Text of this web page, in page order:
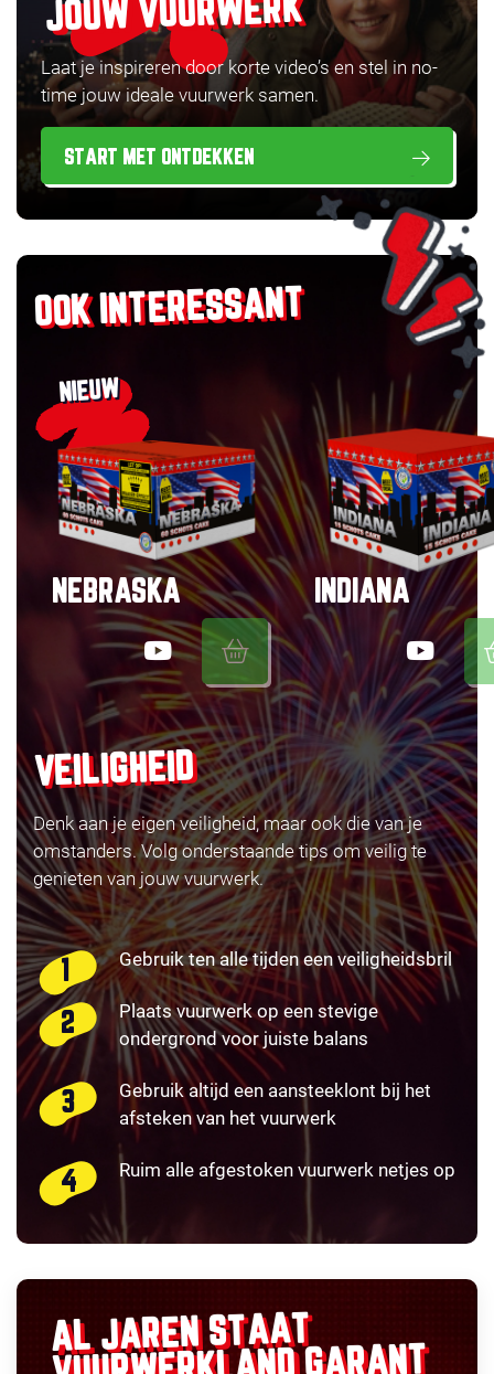
JOUW VUURWERK
Laat je inspireren door korte video’s en stel in no-
time jouw ideale vuurwerk samen.
START MET ONTDEKKEN
OOK INTERESSANT
NIEUW
NEBRASKA INDIANA
VEILIGHEID
Denk aan je eigen veiligheid, maar ook die van je
omstanders. Volg onderstaande tips om veilig te
genieten van jouw vuurwerk.
Gebruik ten alle tijden een veiligheidsbril
Plaats vuurwerk op een stevige
ondergrond voor juiste balans
Gebruik altijd een aansteeklont bij het
afsteken van het vuurwerk
Ruim alle afgestoken vuurwerk netjes op
AL JAREN STAAT
GARANT